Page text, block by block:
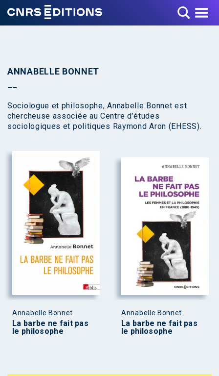
Toggle Menu
ANNABELLE BONNET
Sociologue et philosophe, Annabelle Bonnet est
chercheuse associée au Centre d’études
sociologiques et politiques Raymond Aron (EHESS).
Annabelle Bonnet
La barbe ne fait pas
le philosophe
Annabelle Bonnet
La barbe ne fait pas
le philosophe